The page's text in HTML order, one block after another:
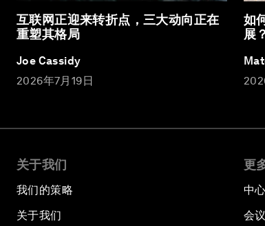
互联网正迎来转折点，三大动向正在
重塑其格局
Joe Cassidy
2026年7月19日
如
展？
关于我们
我们的策略
关于我们
更
中心
会议